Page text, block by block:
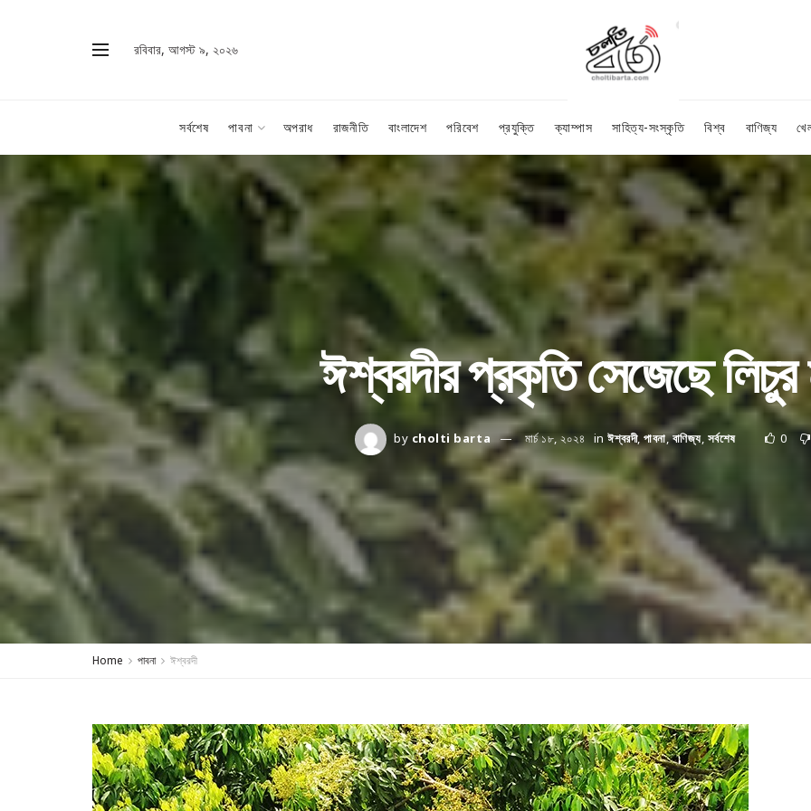
রবিবার, আগস্ট ৯, ২০২৬
সর্বশেষ পাবনা অপরাধ রাজনীতি বাংলাদেশ পরিবেশ প্রযুক্তি ক্যাম্পাস সাহিত্য-সংস্কৃতি বিশ্ব বাণিজ্য
ঈশ্বরদীর প্রকৃতি সেজেছে
by cholti barta মার্চ ১৮, ২০২৪ in ঈশ্বরদী,পাবনা,বাণিজ্য, সর্বশেষ 0
Home পাবনা ঈশ্বরদী